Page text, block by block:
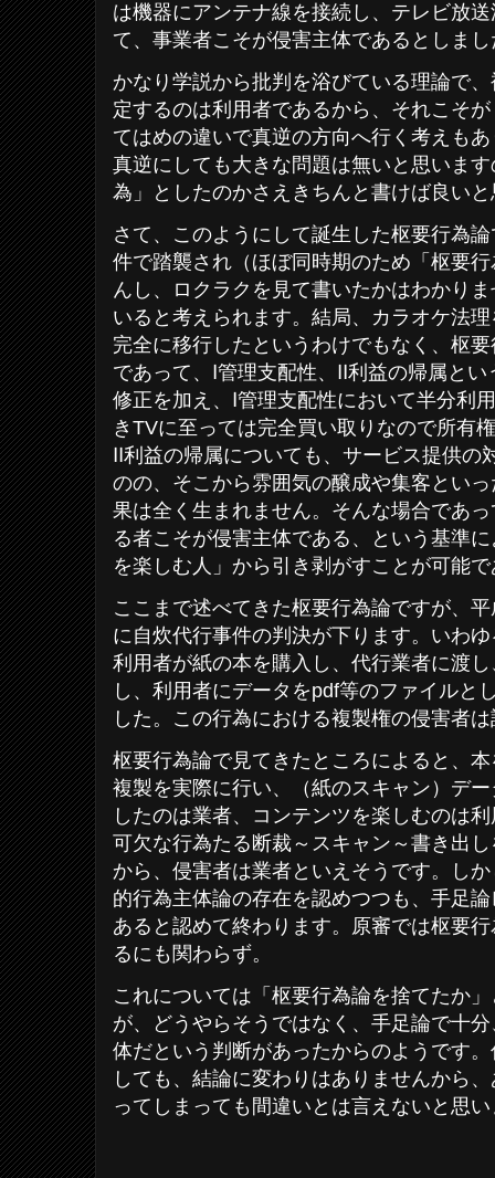
は機器にアンテナ線を接続し、テレビ放
て、事業者こそが侵害主体であるとしまし
かなり学説から批判を浴びている理論で
定するのは利用者であるから、それこそ
てはめの違いで真逆の方向へ行く考えも
真逆にしても大きな問題は無いと思いま
為」としたのかさえきちんと書けば良い
さて、このようにして誕生した枢要行為
件で踏襲され（ほぼ同時期のため「枢要
んし、ロクラクを見て書いたかはわかり
いると考えられます。結局、カラオケ法
完全に移行したというわけでもなく、枢
であって、Ⅰ管理支配性、Ⅱ利益の帰属と
修正を加え、Ⅰ管理支配性において半分利
きTVに至っては完全買い取りなので所有
Ⅱ利益の帰属についても、サービス提供
のの、そこから雰囲気の醸成や集客とい
果は全く生まれません。そんな場合であ
る者こそが侵害主体である、という基準
を楽しむ人」から引き剥がすことが可能
ここまで述べてきた枢要行為論ですが、
に自炊代行事件の判決が下ります。いわ
利用者が紙の本を購入し、代行業者に渡
し、利用者にデータをpdf等のファイルと
した。この行為における複製権の侵害者
枢要行為論で見てきたところによると、
複製を実際に行い、（紙のスキャン）デ
したのは業者、コンテンツを楽しむのは
可欠な行為たる断裁～スキャン～書き出
から、侵害者は業者といえそうです。し
的行為主体論の存在を認めつつも、手足
あると認めて終わります。原審では枢要
るにも関わらず。
これについては「枢要行為論を捨てたか
が、どうやらそうではなく、手足論で十
体だという判断があったからのようです
しても、結論に変わりはありませんから
ってしまっても間違いとは言えないと思